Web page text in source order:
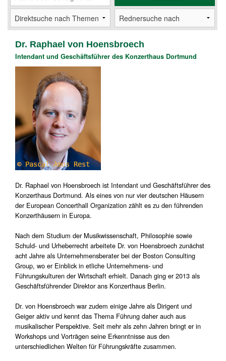
Dr. Raphael von Hoensbroech
Intendant und Geschäftsführer des Konzerthaus Dortmund
Dr. Raphael von Hoensbroech ist Intendant und Geschäftsführer des
Konzerthaus Dortmund. Als eines von nur vier deutschen Häusern
der European Concerthall Organization zählt es zu den führenden
Konzerthäusern in Europa.
Nach dem Studium der Musikwissenschaft, Philosophie sowie
Schuld- und Urheberrecht arbeitete Dr. von Hoensbroech zunächst
acht Jahre als Unternehmensberater bei der Boston Consulting
Group, wo er Einblick in etliche Unternehmens- und
Führungskulturen der Wirtschaft erhielt. Danach ging er 2013 als
Geschäftsführender Direktor ans Konzerthaus Berlin.
Dr. von Hoensbroech war zudem einige Jahre als Dirigent und
Geiger aktiv und kennt das Thema Führung daher auch aus
musikalischer Perspektive. Seit mehr als zehn Jahren bringt er in
Workshops und Vorträgen seine Erkenntnisse aus den
unterschiedlichen Welten für Führungskräfte zusammen.